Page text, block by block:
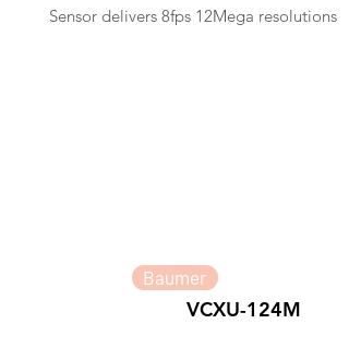
Sensor delivers 8fps 12Mega resolutions
Baumer
VCXU-124M